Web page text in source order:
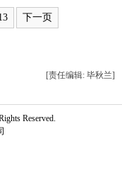
下一页
[责任编辑: 毕秋兰]
Reserved.